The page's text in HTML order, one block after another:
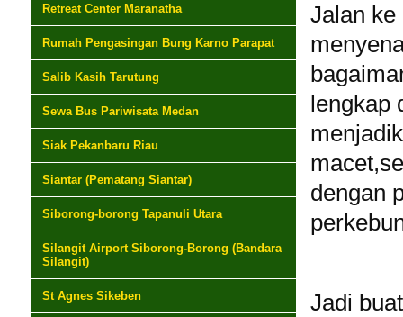
Retreat Center Maranatha
Rumah Pengasingan Bung Karno Parapat
Salib Kasih Tarutung
Sewa Bus Pariwisata Medan
Siak Pekanbaru Riau
Siantar (Pematang Siantar)
Siborong-borong Tapanuli Utara
Silangit Airport Siborong-Borong (Bandara
Silangit)
St Agnes Sikeben
Jalan ke
lengkap
dengan
Jadi